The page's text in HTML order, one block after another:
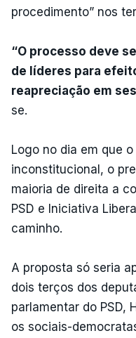
procedimento” nos
“O processo deve
de líderes para
reapreciação em
se.
Logo no dia em que
inconstitucional, o
maioria de direita a
PSD e Iniciativa
caminho.
A proposta só seria
dois terços dos
parlamentar do PSD,
os sociais-